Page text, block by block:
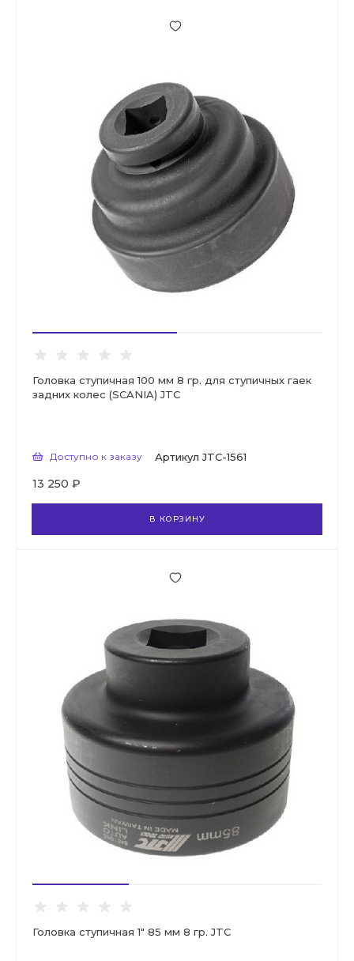
Головка ступичная 100 мм 8 гр. для ступичных гаек
задних колес (SCANIA) JTC
Доступно к заказу Артикул JTC-1561
13 250 ₽
В КОРЗИНУ
Головка ступичная 1" 85 мм 8 гр. JTC